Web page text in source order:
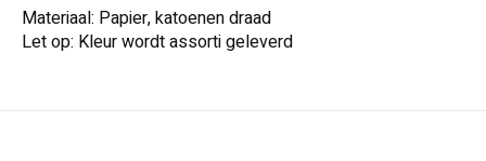
Materiaal: Papier, katoenen draad
Let op: Kleur wordt assorti geleverd